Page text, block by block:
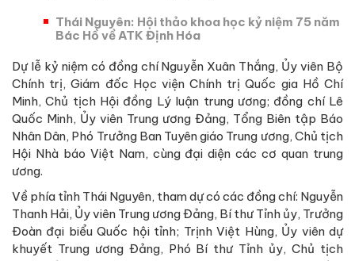
Thái Nguyên: Hội thảo khoa học kỷ niệm 75 năm
Bác Hồ về ATK Định Hóa
Dự lễ kỷ niệm có đồng chí Nguyễn Xuân Thắng, Ủy viên Bộ
Chính trị, Giám đốc Học viện Chính trị Quốc gia Hồ Chí
Minh, Chủ tịch Hội đồng Lý luận trung ương; đồng chí Lê
Quốc Minh, Ủy viên Trung ương Đảng, Tổng Biên tập Báo
Nhân Dân, Phó Trưởng Ban Tuyên giáo Trung ương, Chủ tịch
Hội Nhà báo Việt Nam, cùng đại diện các cơ quan trung
ương.
Về phía tỉnh Thái Nguyên, tham dự có các đồng chí: Nguyễn
Thanh Hải, Ủy viên Trung ương Đảng, Bí thư Tỉnh ủy, Trưởng
Đoàn đại biểu Quốc hội tỉnh; Trịnh Việt Hùng, Ủy viên dự
khuyết Trung ương Đảng, Phó Bí thư Tỉnh ủy, Chủ tịch